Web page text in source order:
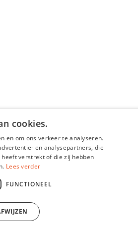
cookies.
en om ons verkeer te analyseren.
en analysepartners, die
verstrekt of die zij hebben
Lees verder
FUNCTIONEEL